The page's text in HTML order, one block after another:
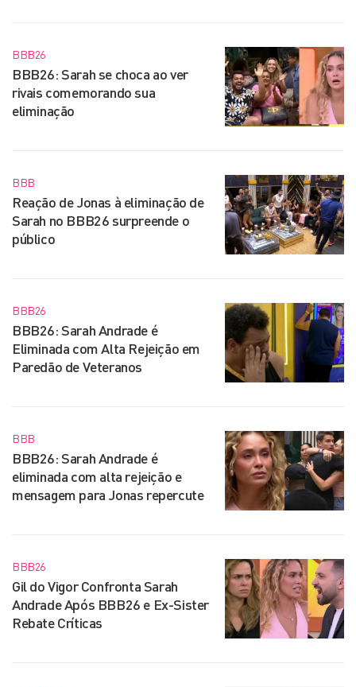
BBB26
BBB26: Sarah se choca ao ver
rivais comemorando sua
eliminação
BBB
Reação de Jonas à eliminação de
Sarah no BBB26 surpreende o
público
BBB26
BBB26: Sarah Andrade é
Eliminada com Alta Rejeição em
Paredão de Veteranos
BBB
BBB26: Sarah Andrade é
eliminada com alta rejeição e
mensagem para Jonas repercute
BBB26
Gil do Vigor Confronta Sarah
Andrade Após BBB26 e Ex-Sister
Rebate Críticas